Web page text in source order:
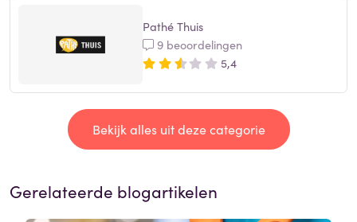
Pathé Thuis
9 beoordelingen
5,4
Bekijk alles uit deze categorie
Gerelateerde blogartikelen